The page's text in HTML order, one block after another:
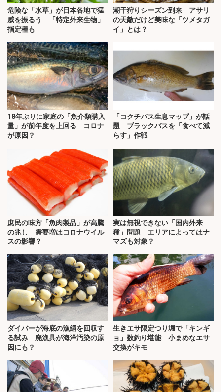
危険な「水草」が日本各地で猛
威を振るう 「特定外来生物」
指定種も
潮干狩りシーズン到来 アサリ
の天敵だけど美味な「ツメタガ
イ」とは？
18年ぶりに家庭の「魚介類購入
量」が前年度を上回る コロナ
が原因？
「コクチバス生息マップ」が話
題 ブラックバスを「食べて減
らす」作戦
庶民の味方「魚肉製品」が高騰
の兆し 需要増はコロナウイル
スの影響？
実は無視できない「国内外来
種」問題 エリアによってはナ
マズも対象？
ダイバーが海底の漁網を回収す
る試み 廃漁具が海洋汚染の原
因にも？
生きエサ限定つり堀で「キンギ
ョ」数釣り堪能 小まめなエサ
交換がキモ